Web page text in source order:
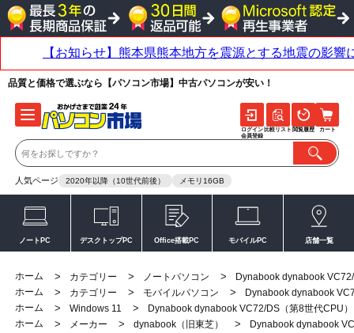
品質と価格で選ぶなら【パソコン市場】中古パソコンが安い！
人気ページ 2020年以降（10世代前後） メモリ16GB
ログイン
会員登録
比較リスト 閲覧履歴 カート
ノートPC デスクトップPC Office搭載PC モバイルPC 店舗一覧
ホーム > カテゴリー > ノートパソコン >
Dynabook dynabook
ホーム
> カテゴリー > モバイルパソコン >
Dynabook dynabook
ホーム
> Windows 11 >
Dynabook dynabook VC72/DS（第8世代CPU）
ホーム
> メーカー > dynabook（旧東芝） >
Dynabook dynabook